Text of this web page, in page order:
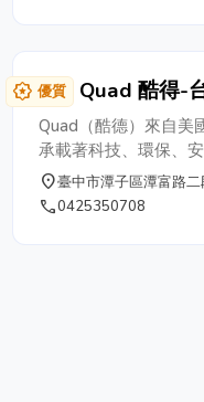
award_star 優質
Quad 酷得-
科技
Quad（酷德）來自美
承載著科技、環保、
眾多高品位客戶眼裡
成為了高端汽車漆面
place臺中市潭子區潭富路
phone0425350708